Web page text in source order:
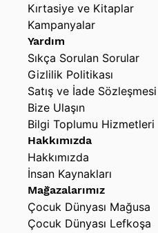
Kırtasiye ve Kitaplar
Kampanyalar
Yardım
Sıkça Sorulan Sorular
Gizlilik Politikası
Satış ve İade Sözleşmesi
Bize Ulaşın
Bilgi Toplumu Hizmetleri
Hakkımızda
Hakkımızda
İnsan Kaynakları
Mağazalarımız
Çocuk Dünyası Mağusa
Çocuk Dünyası Lefkoşa